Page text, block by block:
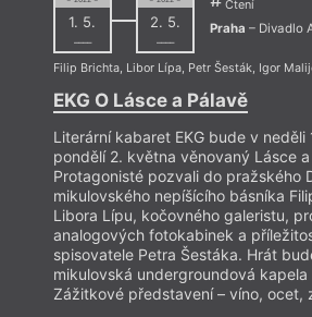
1. 5.
––––
2. 5.
––––
Čtení
Praha – Divadlo
Filip Brichta, Libor Lípa, Petr Šesták, Igor
EKG O Lásce a Pálavě
Literární kabaret EKG bude v neděli
pondělí 2. května věnovaný Lásce a
Protagonisté pozvali do pražského
mikulovského nepíšícího básníka
Libora Lípu, kočovného galeristu,
analogových fotokabinek a
spisovatele Petra Šestáka. Hrát
mikulovská undergroundová kapela
Zážitkové představení – víno, ocet,